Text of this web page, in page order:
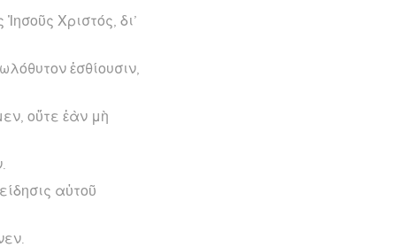
Χριστός, δι’
ἐσθίουσιν,
οὔτε ἐὰν μὴ
αὐτοῦ